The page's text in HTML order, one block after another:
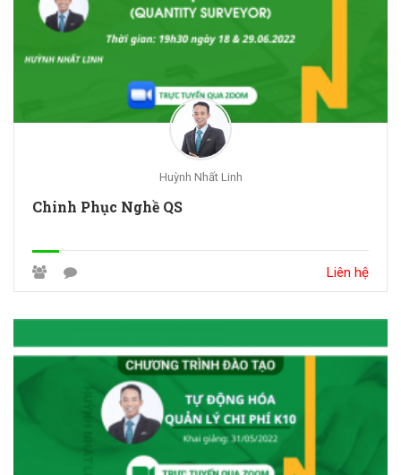
Huỳnh Nhất Linh
Chinh Phục Nghề QS
Liên hệ